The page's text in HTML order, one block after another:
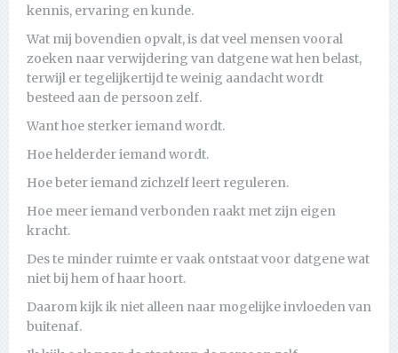
kennis, ervaring en kunde.
Wat mij bovendien opvalt, is dat veel mensen vooral
zoeken naar verwijdering van datgene wat hen belast,
terwijl er tegelijkertijd te weinig aandacht wordt
besteed aan de persoon zelf.
Want hoe sterker iemand wordt.
Hoe helderder iemand wordt.
Hoe beter iemand zichzelf leert reguleren.
Hoe meer iemand verbonden raakt met zijn eigen
kracht.
Des te minder ruimte er vaak ontstaat voor datgene wat
niet bij hem of haar hoort.
Daarom kijk ik niet alleen naar mogelijke invloeden van
buitenaf.